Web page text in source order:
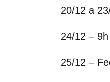
20/12 a
24/12 –
25/12 –